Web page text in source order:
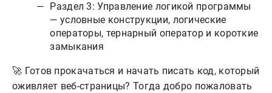
Раздел 3: Управление логикой программы
— условные конструкции, логические
операторы, тернарный оператор и короткие
замыкания
🚀 Готов прокачаться и начать писать код, который
оживляет веб-страницы? Тогда добро пожаловать